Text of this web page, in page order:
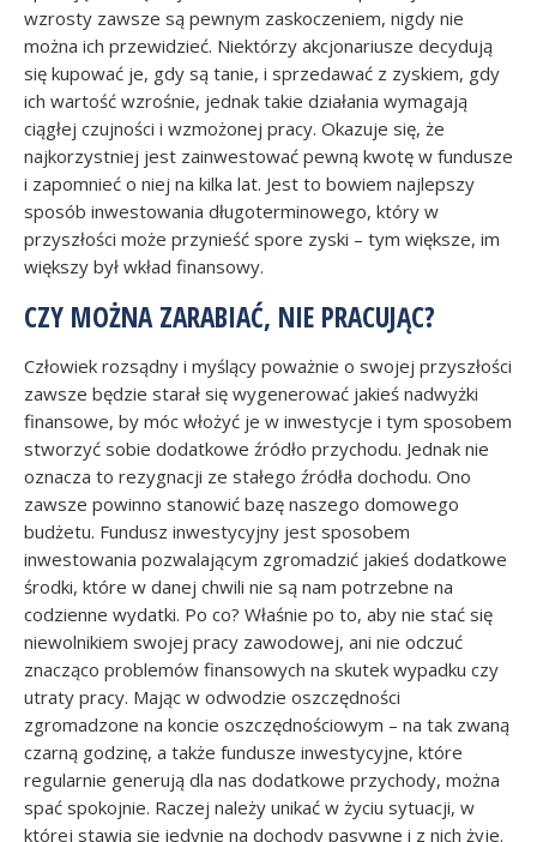
wzrosty zawsze są pewnym zaskoczeniem, nigdy nie
można ich przewidzieć. Niektórzy akcjonariusze decydują
się kupować je, gdy są tanie, i sprzedawać z zyskiem, gdy
ich wartość wzrośnie, jednak takie działania wymagają
ciągłej czujności i wzmożonej pracy. Okazuje się, że
najkorzystniej jest zainwestować pewną kwotę w fundusze
i zapomnieć o niej na kilka lat. Jest to bowiem najlepszy
sposób inwestowania długoterminowego, który w
przyszłości może przynieść spore zyski – tym większe, im
większy był wkład finansowy.
CZY MOŻNA ZARABIAĆ, NIE PRACUJĄC?
Człowiek rozsądny i myślący poważnie o swojej przyszłości
zawsze będzie starał się wygenerować jakieś nadwyżki
finansowe, by móc włożyć je w inwestycje i tym sposobem
stworzyć sobie dodatkowe źródło przychodu. Jednak nie
oznacza to rezygnacji ze stałego źródła dochodu. Ono
zawsze powinno stanowić bazę naszego domowego
budżetu. Fundusz inwestycyjny jest sposobem
inwestowania pozwalającym zgromadzić jakieś dodatkowe
środki, które w danej chwili nie są nam potrzebne na
codzienne wydatki. Po co? Właśnie po to, aby nie stać się
niewolnikiem swojej pracy zawodowej, ani nie odczuć
znacząco problemów finansowych na skutek wypadku czy
utraty pracy. Mając w odwodzie oszczędności
zgromadzone na koncie oszczędnościowym – na tak zwaną
czarną godzinę, a także fundusze inwestycyjne, które
regularnie generują dla nas dodatkowe przychody, można
spać spokojnie. Raczej należy unikać w życiu sytuacji, w
której stawia się jedynie na dochody pasywne i z nich żyje.